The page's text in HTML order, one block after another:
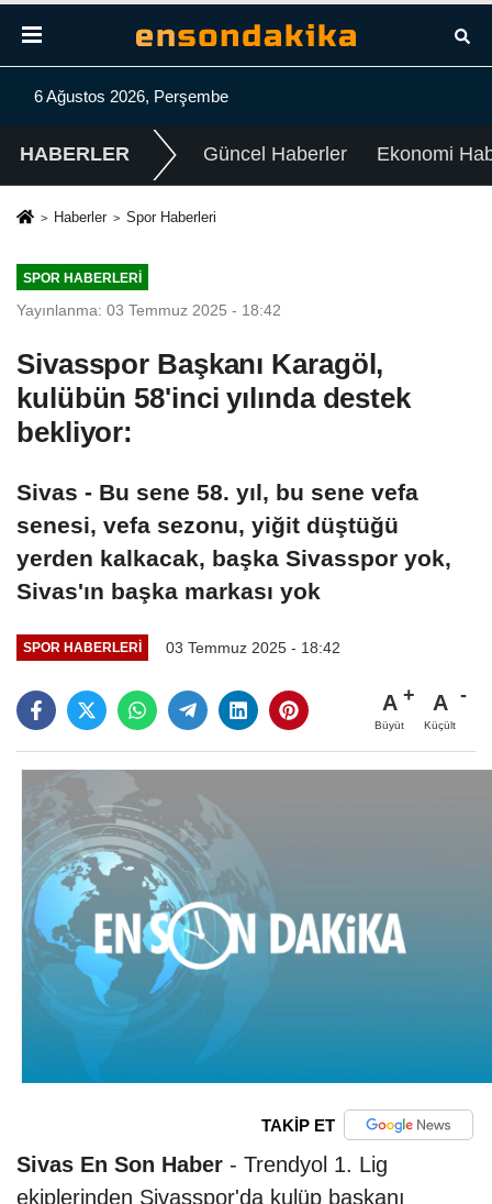
6 Ağustos 2026, Perşembe
HABERLER Güncel Haberler Ekonomi
Haberler Spor Haberleri
SPOR HABERLERI
Yayınlanma: 03 Temmuz 2025 - 18:42
Sivasspor Başkanı Karagöl,
kulübün 58'inci yılında destek
bekliyor:
Sivas - Bu sene 58. yıl, bu sene vefa
senesi, vefa sezonu, yiğit düştüğü
yerden kalkacak, başka Sivasspor yok,
Sivas'ın başka markası yok
SPOR HABERLERI 03 Temmuz 2025 - 18:42
A
Büyüt
A
Küçült
TAKİP ET
Sivas En Son Haber - Trendyol 1. Lig
ekiplerinden Sivasspor'da kulüp başkanı